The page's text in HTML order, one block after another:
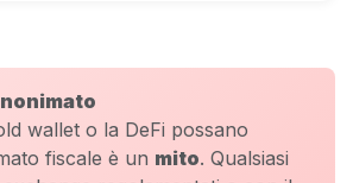
wallet o la DeFi possano
fiscale è un mito. Qualsiasi